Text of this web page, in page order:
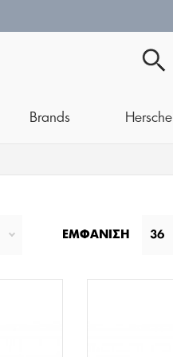
Brands Herschel
ΕΜΦΆΝΙΣΗ 36